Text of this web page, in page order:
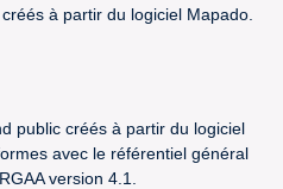
à partir du logiciel Mapado.
public créés à partir du logiciel
avec le référentiel général
version 4.1.